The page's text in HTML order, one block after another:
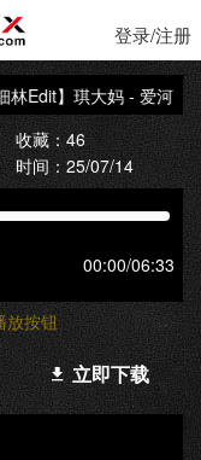
登录/注册
Edit】琪大妈 - 爱河(Dj
收藏：46
时间：25/07/14
00:00/06:33
放按钮
立即下载